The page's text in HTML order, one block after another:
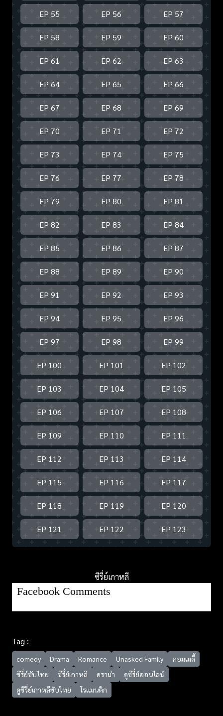
EP 55 EP 56 EP 57
EP 58 EP 59 EP 60
EP 61 EP 62 EP 63
EP 64 EP 65 EP 66
EP 67 EP 68 EP 69
EP 70 EP 71 EP 72
EP 73 EP 74 EP 75
EP 76 EP 77 EP 78
EP 79 EP 80 EP 81
EP 82 EP 83 EP 84
EP 85 EP 86 EP 87
EP 88 EP 89 EP 90
EP 91 EP 92 EP 93
EP 94 EP 95 EP 96
EP 97 EP 98 EP 99
EP 100 EP 101 EP 102
EP 103 EP 104 EP 105
EP 106 EP 107 EP 108
EP 109 EP 110 EP 111
EP 112 EP 113 EP 114
EP 115 EP 116 EP 117
EP 118 EP 119 EP 120
EP 121 EP 122 EP 123
ซีรี่ย์เกาหลี
Facebook Comments
Tag :
comedy Drama Romance Unasked Family
คอมเมดี้
ซีรี่ย์ซับไทย
ซีรี่ย์เกาหลี ดราม่า
ดูซีรี่ย์ออนไลน์
ดูซีรี่ย์เกาหลีซับไทย
โรแมนติก